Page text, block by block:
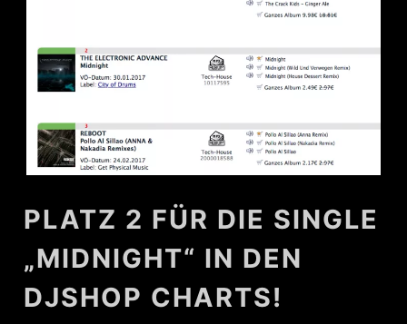
PLATZ 2 FÜR DIE SINGLE
„MIDNIGHT“ IN DEN
DJSHOP CHARTS!